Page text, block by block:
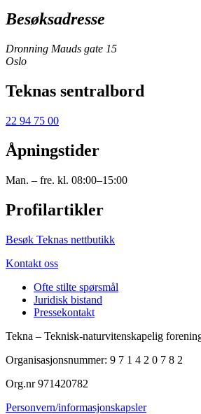
Besøksadresse
Dronning Mauds gate 15
Oslo
Teknas sentralbord
22 94 75 00
Åpningstider
Man. – fre. kl. 08:00–15:00
Profilartikler
Besøk Teknas nettbutikk
Kontakt oss
Ofte stilte spørsmål
Juridisk bistand
Pressekontakt
Tekna – Teknisk-naturvitenskapelig
Organisasjonsnummer: 9 7 1 4 2 0 7 8 2
Org.nr 971420782
Personvern/informasjonskapsler